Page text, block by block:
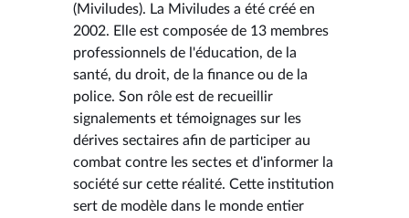
(Miviludes). La Miviludes a été créé en
2002. Elle est composée de 13 membres
professionnels de l'éducation, de la
santé, du droit, de la finance ou de la
police. Son rôle est de recueillir
signalements et témoignages sur les
dérives sectaires afin de participer au
combat contre les sectes et d'informer la
société sur cette réalité. Cette institution
sert de modèle dans le monde entier